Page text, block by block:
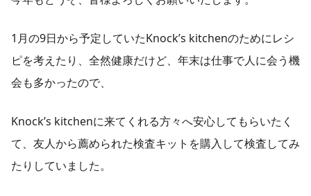
1月の9日から予定していたKnock’s kitchenのためにレシ
ピを考えたり、全然健康だけど、年末は仕事で人に会う機
会も多かったので、
Knock’s kitchenに来てくれる方々へ安心してもらいたく
て、友人から薦められた検査キットを購入して検査してみ
たりしていました。